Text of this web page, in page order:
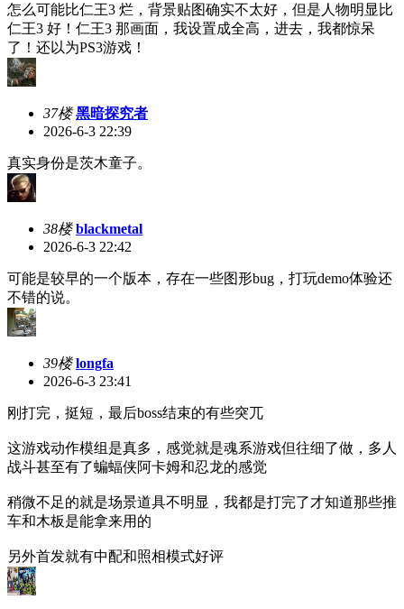
怎么可能比仁王3 烂，背景贴图确实不太好，但是人物明显比
仁王3 好！仁王3 那画面，我设置成全高，进去，我都惊呆
了！还以为PS3游戏！
37楼 黑暗探究者
2026-6-3 22:39
真实身份是茨木童子。
38楼 blackmetal
2026-6-3 22:42
可能是较早的一个版本，存在一些图形bug，打玩demo体验还
不错的说。
39楼 longfa
2026-6-3 23:41
刚打完，挺短，最后boss结束的有些突兀
这游戏动作模组是真多，感觉就是魂系游戏但往细了做，多人
战斗甚至有了蝙蝠侠阿卡姆和忍龙的感觉
稍微不足的就是场景道具不明显，我都是打完了才知道那些推
车和木板是能拿来用的
另外首发就有中配和照相模式好评